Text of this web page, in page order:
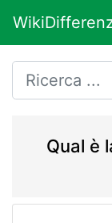
Qual è